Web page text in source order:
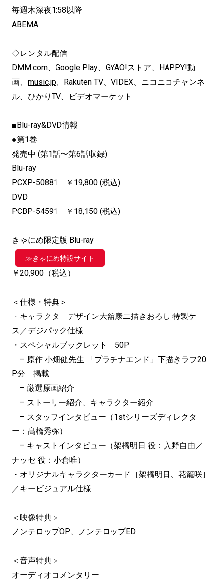
毎週木深夜1:58以降
ABEMA
◇レンタル配信
DMM.com、Google Play、GYAO!ストア、HAPPY!動
画、 music.jp、Rakuten TV、VIDEX、ニコニコチャンネ
ル、ひかりTV、ビデオマーケット
■Blu-ray&DVD情報
●第1巻
発売中 (第1話〜第6話収録)
Blu-ray
PCXP-50881 ￥19,800 (税込)
DVD
PCBP-54591 ￥18,150 (税込)
きゃにめ限定版 Blu-ray
≫きゃにめ特設サイト
￥20,900 （税込）
＜仕様・特典＞
・キャラクターデザイン大舘康二描きおろし 特製ケー
ス／デジパック仕様
・スペシャルブックレット 50P
– 原作 小畑健先生 「プラチナエンド」下描きラフ20
P分 掲載
– 厳選原画紹介
– ストーリー紹介、キャラクター紹介
– スタッフインタビュー（1stシリーズディレクタ
ー： 髙橋秀弥）
– キャストインタビュー（架橋明日 役：入野自由／
ナッセ 役：小倉唯）
・オリジナルキャラクターカード［架橋明日、花籠咲］
／キービジュアル仕様
＜映像特典＞
ノンテロップOP、ノンテロップED
＜音声特典＞
オーディオコメンタリー